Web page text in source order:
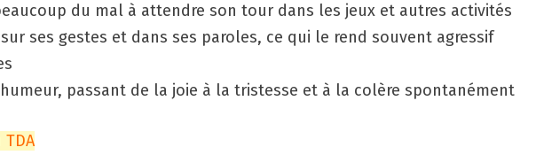
du mal à attendre son tour dans les jeux et autres activités
ses gestes et dans ses paroles, ce qui le rend souvent agressif
passant de la joie à la tristesse et à la colère spontanément